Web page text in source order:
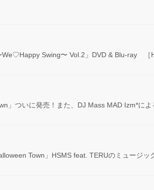
We♡Happy Swing〜 Vol.2」DVD & Blu-ray
」ついに発売！また、DJ Mass MAD Izm*に
Town」HSMS feat. TERUのミュージッ